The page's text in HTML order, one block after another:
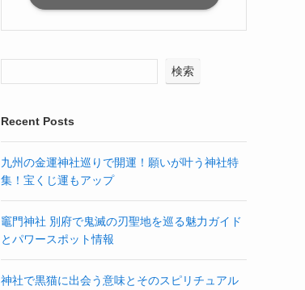
検索
Recent Posts
九州の金運神社巡りで開運！願いが叶う神社特
集！宝くじ運もアップ
竈門神社 別府で鬼滅の刃聖地を巡る魅力ガイド
とパワースポット情報
神社で黒猫に出会う意味とそのスピリチュアル